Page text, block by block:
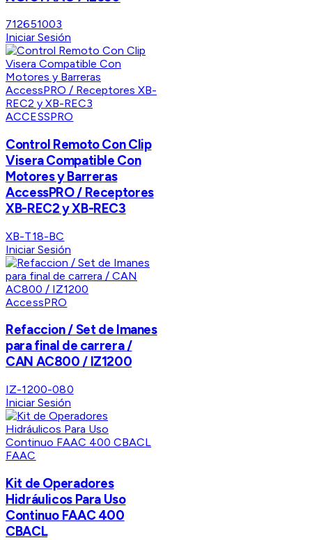
712651003
Iniciar Sesión
ACCESSPRO
Control Remoto Con Clip
Visera Compatible Con
Motores y Barreras
AccessPRO / Receptores
XB-REC2 y XB-REC3
XB-T18-BC
Iniciar Sesión
AccessPRO
Refaccion / Set de Imanes
para final de carrera /
CAN AC800 / IZ1200
IZ-1200-080
Iniciar Sesión
FAAC
Kit de Operadores
Hidráulicos Para Uso
Continuo FAAC 400
CBACL